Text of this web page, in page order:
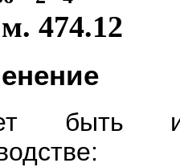
474.12
быть